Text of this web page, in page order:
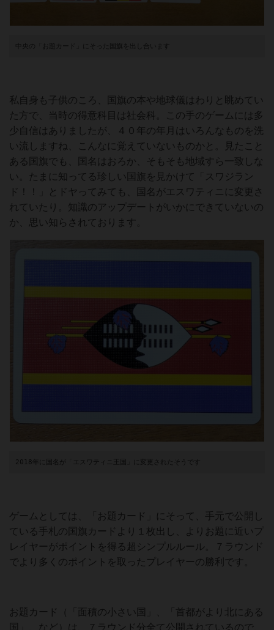
中央の「お題カード」にそった国旗を出し合います
私自身も子供のころ、国旗の本や地球儀はわりと眺めてい
た方で、当時の得意科目は社会科。この手のゲームには多
少自信はありましたが、４０年の年月はいろんなものを洗
い流しますね、こんなに覚えていないものかと。見たこと
ある国旗でも、国名はおろか、そもそも地域すら一致しな
い。たまに知ってる珍しい国旗を見かけて「スワジラン
ド！！」とドヤってみても、国名がエスワティニに変更さ
れていたり。知識のアップデートがいかにできていないの
か、思い知らされております。
2018年に国名が「エスワティニ王国」に変更されたそうです
ゲームとしては、「お題カード」にそって、手元で公開し
ている手札の国旗カードより１枚出し、よりお題に近いプ
レイヤーがポイントを得る超シンプルルール。７ラウンド
でより多くのポイントを取ったプレイヤーの勝利です。
お題カード（「面積の小さい国」、「首都がより北にある
国」、など）は、７ラウンド分全て公開されているので、